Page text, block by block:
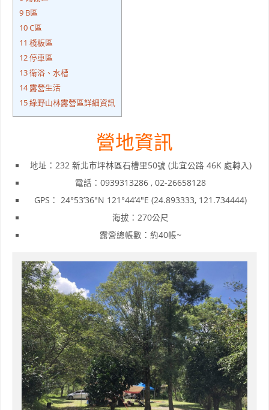
9 B區
10C區
11 棧板區
12停車區
13衛浴、水槽
14露營生活
15綠野山林露營區詳細資訊
營地資訊
地址：232 新北市坪林區石槽里50號 (北宜公路 46K 處轉入)
電話：0939313286 , 02-26658128
GPS： 24°53’36″N 121°44’4″E (24.893333, 121.734444)
海拔：270公尺
露營總帳數：約40帳~